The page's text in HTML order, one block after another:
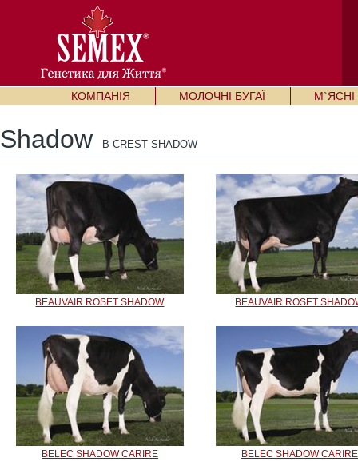
КОМПАНІЯ МОЛОЧНІ БУГАЇ М`ЯСНІ
Shadow B-CREST SHADOW
BEAUVAIR ROSET SHADOW BEAUVAIR ROSET
BELEC SHADOW CARIRE BELEC SHADOW CARIRE